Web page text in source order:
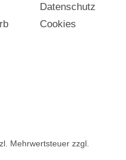
Datenschutz
Cookies
Mehrwertsteuer zzgl.